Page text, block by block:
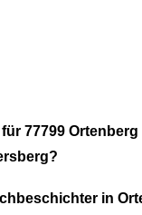
77799
in